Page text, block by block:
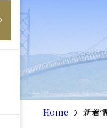
Home 新着